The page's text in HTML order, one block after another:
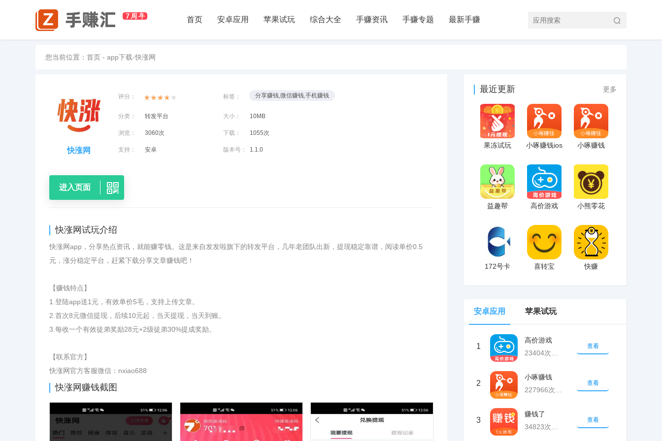
首页 安卓应用 苹果试玩 综合大全 手赚资讯 手赚专题 最新手赚
您当前位置： 首页 - app下载-快涨网
快涨网
评分： 标签： 分享赚钱,微信赚钱,手机赚钱
分类： 转发平台 大小： 10MB
浏览： 3060次 下载： 1055次
支持： 安卓 版本号： 1.1.0
进入页面
快涨网 试玩介绍
快涨网app，分享热点资讯，就能赚零钱。这是来自发发啦旗下的转发平台，几年老团队出新，提现稳定靠谱，阅读单价0.5
元，涨分稳定平台，赶紧下载分享文章赚钱吧！
【赚钱特点】
​​​​​​1.登陆app送1元，有效单价5毛，支持上传文章。
2.首次8元微信提现，后续10元起，当天提现，当天到账。
3.每收一个有效徒弟奖励28元+2级徒弟30%提成奖励。
【联系官方】
快涨网官方客服微信：nxiao688
快涨网 赚钱截图
最近更新 更多
果冻试玩 小啄赚钱ios 小啄赚钱
益趣帮 高价游戏 小熊零花
172号卡 喜转宝 快赚
安卓应用 苹果试玩
1
高价游戏
查看
2
小啄赚钱
查看
3
赚钱了
查看